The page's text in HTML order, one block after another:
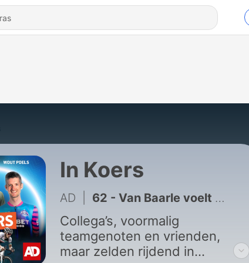
In Koers
AD 62 - Van Baarle voelt zich genoodzaakt te anticiperen in Ronde van Vlaanderen: ‘Maar mijn weggetje zit er niet meer in’
Collega’s, voormalig
teamgenoten en vrienden,
maar zelden rijdend in